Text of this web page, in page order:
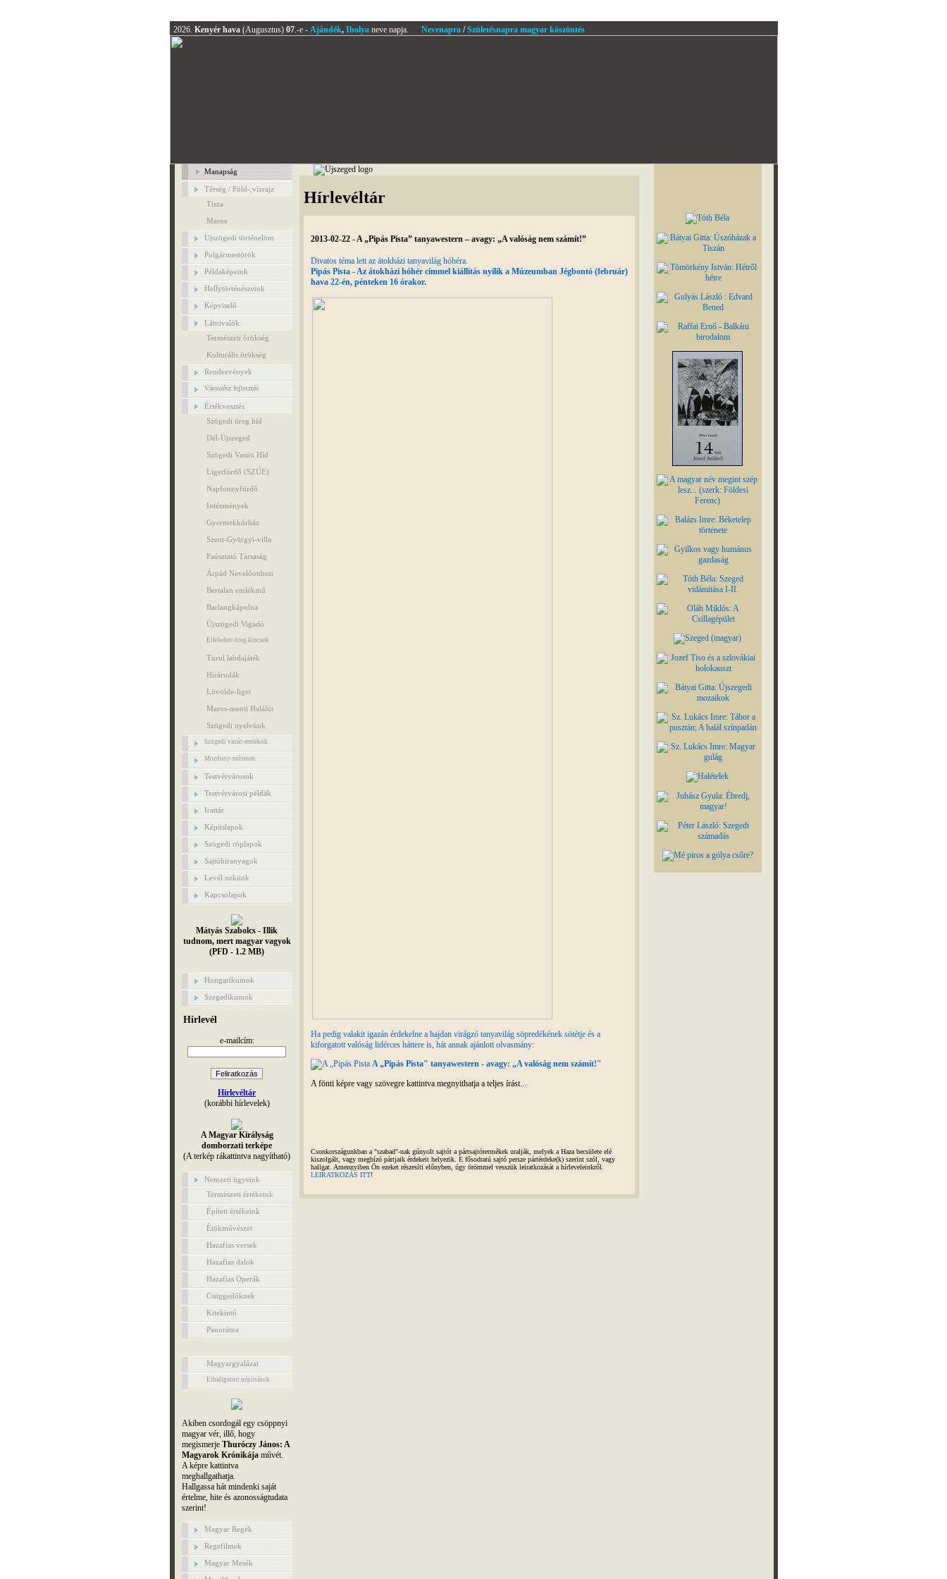
2026. Kenyér hava (Augusztus) 07.-e - Ajándék, Ibolyaneve napja. Nevenapra/Születésnapra magyar köszöntés
Manapság
Térség / Föld-,vízrajz
Tisza
Maros
Ujszögedi történelöm
Polgármestörök
Példaképeink
Hellytörténészeink
Képviselő
Látnivalók
Természeti örökség
Kulturális örökség
Rendezvények
Városrész fejlesztés
Értékvesztés
Szögedi öreg híd
Dél-Újszeged
Szögedi Vasúti Híd
Ligetfürdő (SZÚE)
Napfonnyfürdő
Intézmények
Gyermekkórház
Szent-Györgyi-villa
Faúsztató Társaság
Árpád Nevelőotthon
Bertalan emlékmű
Barlangkápolna
Újszögedi Vigadó
Elfeledett öreg kincsek
Turul labdajáték
Hírárudák
Lövölde-liget
Maros-menti Halálút
Szögedi nyelvünk
Szögedi vasút-emlékök
Mozdony-múzeum
Testvérvárosok
Testvérvárosi példák
Irattár
Képöslapok
Szögedi röplapok
Sajtóhíranyagok
Levél nekünk
Kapcsolapok
Mátyás Szabolcs - Illik
tudnom, mert magyar vagyok
(PFD - 1.2 MB)
Hungarikumok
Szegedikumok
Hírlevél
e-mailcím:
Hírlevéltár
(korábbi hírlevelek)
A Magyar Királyság
domborzati terképe
(A terkép rákattintva nagyítható)
Nemzeti ügyeink
Természeti értékeink
Épített értékeink
Étökművészet
Hazafias versek
Hazafias dalok
Hazafias Operák
Csüggedőknek
Kitekintő
Panoráma
Magyargyalázat
Elhallgatott népírtások
Akiben csordogál egy csöppnyi
magyar vér, illő, hogy
megismerje Thuróczy János: A
Magyarok Krónikájaművét.
A képre kattintva
meghallgathatja.
Hallgassa hát mindenki saját
értelme, hite és azonosságtudata
szerint!
Magyar Regék
Regefilmek
Magyar Mesék
Hírlevéltár
2013-02-22 - A „Pipás Pista” tanyawestern – avagy: „A valóság nem számít!”
Divatos téma lett az átokházi tanyavilág hóhéra.
Pipás Pista - Az átokházi hóhér címmel kiállítás nyílik a Múzeumban Jégbontó (február)
hava 22-én, pénteken 16 órakor.
Ha pedig valakit igazán érdekelne a hajdan virágzó tanyavilág söpredékének sötétje és a
kiforgatott valóság lidérces háttere is, hát annak ajánlott olvasmány:
A „Pipás Pista" tanyawestern - avagy: „A valóság nem számít!"
A fönti képre vagy szövegre kattintva megnyithatja a teljes írást...
Csonkországunkban a "szabad"-nak gúnyolt sajtót a pártsajtótermékek uralják, melyek a Haza becsülete elé
kiszolgált, vagy megbízó pártjaik érdekeit helyezik. E fősodratú sajtó persze pártérdeke(k) szerint szól, vagy
hallgat. Amennyiben Ön ezeket részesíti előnyben, úgy örömmel vesszük leiratkozását a hírleveleinkről.
LEIRATKOZÁS ITT!